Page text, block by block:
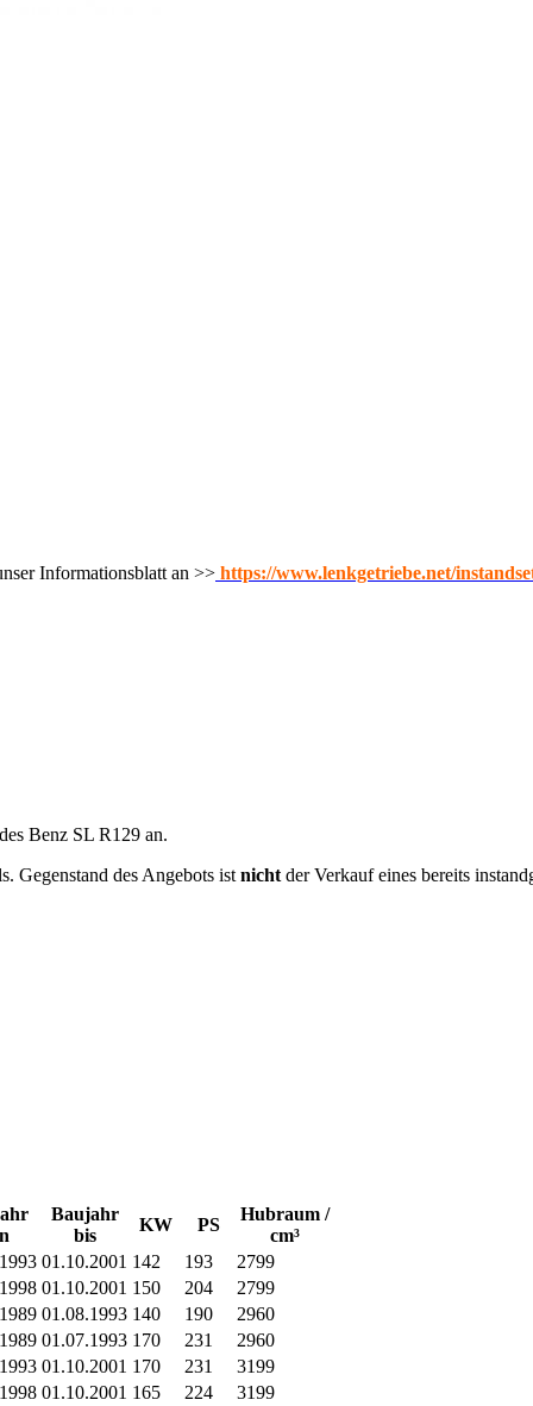
Informationsblatt an >> https://www.lenkgetriebe.net/
Benz SL R129 an.
Gegenstand des Angebots ist nicht der Verkauf eines bereits
Baujahr
bis
KW PS
Hubraum /
cm³
01.10.2001 142 193
2799
01.10.2001 150 204
2799
01.08.1993 140 190
2960
01.07.1993 170 231
2960
01.10.2001 170 231
3199
01.10.2001 165 224
3199